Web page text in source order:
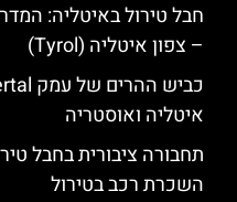
חבל טירול באיטליה:
– צפון איטליה (Tyrol)
איטליה ואוסטריה
תחבורה ציבורית בחבל
השכרת רכב בטירול